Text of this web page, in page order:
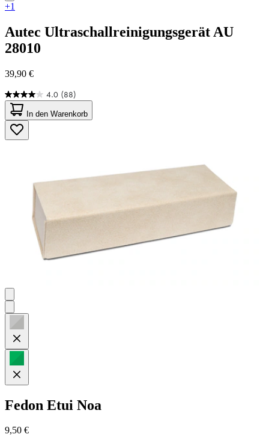
+1
Autec Ultraschallreinigungsgerät AU
28010
39,90 €
4.0 (88)
4.0
von
5
Sternen.
88
In den Warenkorb
Fedon Etui Noa
9,50 €